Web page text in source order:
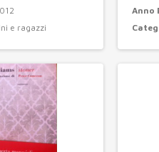
e ragazzi
Anno